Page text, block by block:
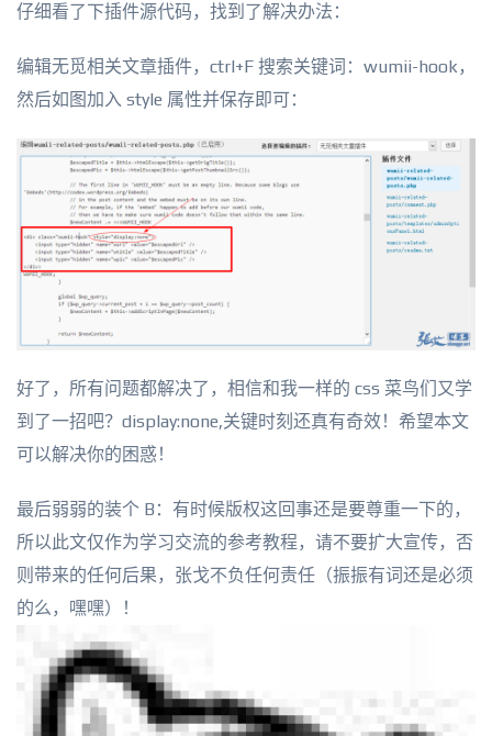
仔细看了下插件源代码，找到了解决办法：
编辑无觅相关文章插件，ctrl+F 搜索关键词：wumii-hook，
然后如图加入 style 属性并保存即可：
好了，所有问题都解决了，相信和我一样的 css 菜鸟们又学
到了一招吧？display:none,关键时刻还真有奇效！希望本文
可以解决你的困惑！
最后弱弱的装个 B：有时候版权这回事还是要尊重一下的，
所以此文仅作为学习交流的参考教程，请不要扩大宣传，否
则带来的任何后果，张戈不负任何责任（振振有词还是必须
的么，嘿嘿）！